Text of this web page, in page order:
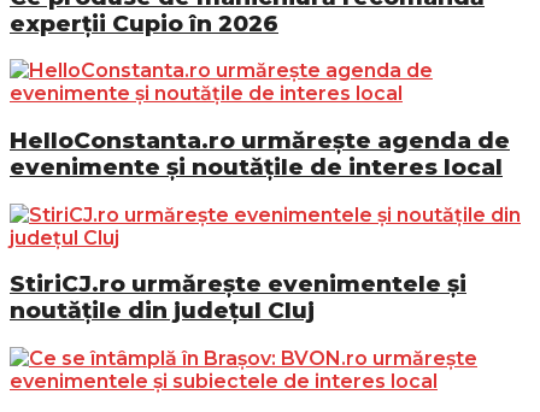
experții Cupio în 2026
HelloConstanta.ro urmărește agenda de
evenimente și noutățile de interes local
StiriCJ.ro urmărește evenimentele și
noutățile din județul Cluj